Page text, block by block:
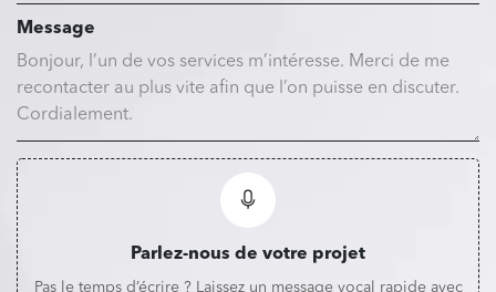
Message
Parlez-nous de votre projet
Pas le temps d’écrire ? Laissez un message vocal rapide avec